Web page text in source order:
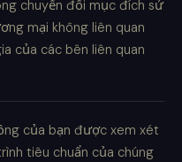
chuyển đổi mục đích sử
mại không liên quan
của các bên liên quan
của bạn được xem xét
tiêu chuẩn của chúng